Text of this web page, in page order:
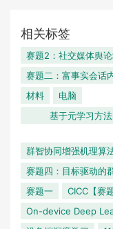
相关标签
赛题2：社交媒体舆
赛题二：富事实会话
材料
电脑
基于元学习方
群智协同增强机理算
赛题四：目标驱动的
赛题一
CICC【赛
On-device Deep